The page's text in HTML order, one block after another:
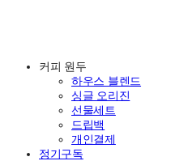
커피 원두
하우스 블렌드
싱글 오리진
선물세트
드립백
개인결제
정기구독